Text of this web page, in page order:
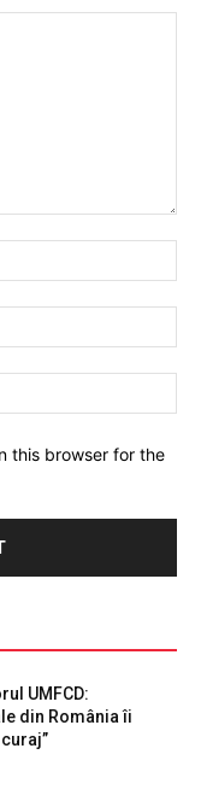
this browser for the
UMFCD:
din România îi